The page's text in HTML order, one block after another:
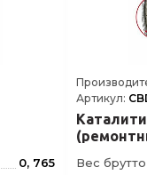
0, 765
Артикул:
Вес